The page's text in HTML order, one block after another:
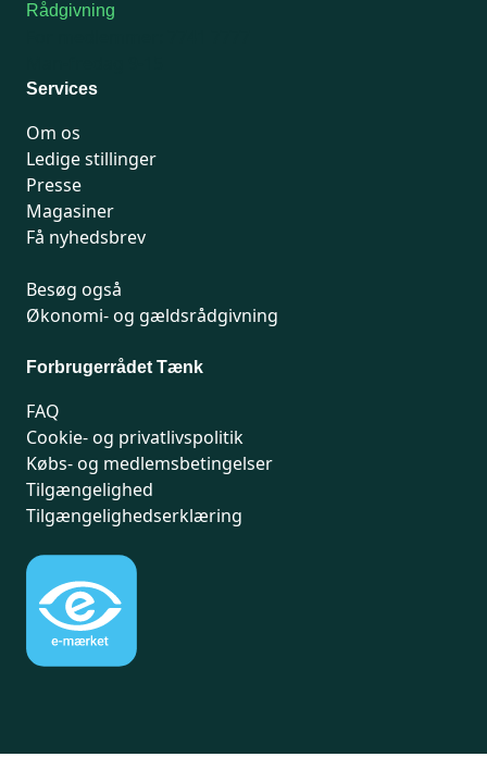
Rådgivning
Services
Om os
Ledige stillinger
Presse
Magasiner
Få nyhedsbrev
Besøg også
Økonomi- og gældsrådgivning
Forbrugerrådet Tænk
FAQ
Cookie- og privatlivspolitik
Købs- og medlemsbetingelser
Tilgængelighed
Tilgængelighedserklæring